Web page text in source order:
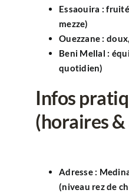
Essaouira :
mezze)
Ouezzane :
Beni Mellal :
quotidien)
Infos
(horaires &
Adresse:
(niveau rez de